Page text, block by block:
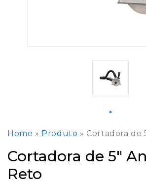
Home » Produto » Cortadora de
Cortadora de 5″
Reto